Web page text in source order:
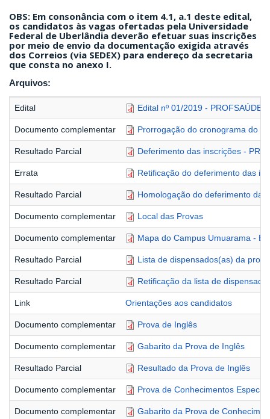
OBS: Em consonância com o item 4.1, a.1 deste edital,
os candidatos às vagas ofertadas pela Universidade
Federal de Uberlândia deverão efetuar suas inscrições
por meio de envio da documentação exigida através
dos Correios (via SEDEX) para endereço da secretaria
que consta no anexo I.
Arquivos:
Edital Edital nº 01/2019 - PROFSAÚDE/
Documento complementar Prorrogação do cronograma do
Resultado Parcial Deferimento das inscrições -
Errata Retificação do deferimento das
Resultado Parcial Homologação do deferimento
Documento complementar Local das Provas
Documento complementar Mapa do Campus Umuarama -
Resultado Parcial Lista de dispensados(as) da
Resultado Parcial Retificação da lista de
Link Orientações aos candidatos
Documento complementar Prova de Inglês
Documento complementar Gabarito da Prova de Inglês
Resultado Parcial Resultado da Prova de Inglês
Documento complementar Prova de Conhecimentos
Documento complementar Gabarito da Prova de